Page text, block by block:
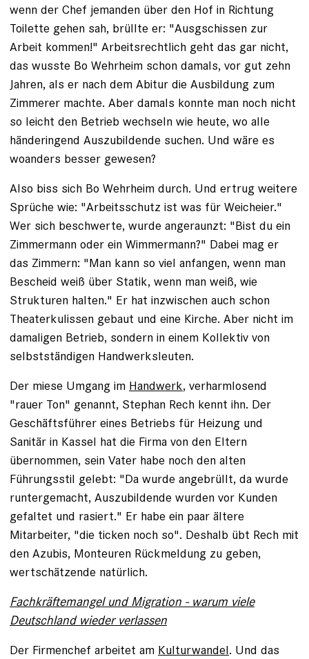
wenn der Chef jemanden über den Hof in Richtung
Toilette gehen sah, brüllte er: "Ausgschissen zur
Arbeit kommen!" Arbeitsrechtlich geht das gar nicht,
das wusste Bo Wehrheim schon damals, vor gut zehn
Jahren, als er nach dem Abitur die Ausbildung zum
Zimmerer machte. Aber ­damals konnte man noch nicht
so leicht den Betrieb wechseln wie heute, wo alle
händeringend Auszubildende ­suchen. Und wäre es
woanders besser gewesen?
Also biss sich Bo Wehrheim durch. Und ertrug weitere
Sprüche wie: "Arbeitsschutz ist was für Weicheier."
Wer sich beschwerte, wurde angeraunzt: "Bist du ein
Zimmermann oder ein Wimmermann?" Dabei mag er
das Zimmern: "Man kann so viel anfangen, wenn man
Bescheid weiß über Statik, wenn man weiß, wie
Strukturen halten." Er hat inzwischen auch schon
Theaterkulissen gebaut und eine Kirche. Aber nicht im
damaligen Betrieb, sondern in einem Kollektiv von
selbstständigen Handwerksleuten.
Der miese Umgang im Handwerk, verharmlosend
­"rauer Ton" genannt, Stephan Rech kennt ihn. Der
Geschäftsführer eines Betriebs für Heizung und
Sanitär in Kassel hat die Firma von den Eltern
übernommen, sein Vater habe noch den alten
Führungsstil gelebt: "Da ­wurde angebrüllt, da wurde
runtergemacht, Auszubildende ­wurden vor Kunden
gefaltet und rasiert." Er habe ein paar ältere
Mitarbeiter, "die ticken noch so". Deshalb übt Rech mit
den Azubis, Monteuren Rückmeldung zu geben,
wertschätzende natürlich.
Fachkräftemangel und Migration - warum viele
Deutschland wieder verlassen
Der Firmenchef arbeitet am Kulturwandel. Und das